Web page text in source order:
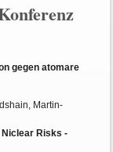
gegen atomare
Martin-
Risks -